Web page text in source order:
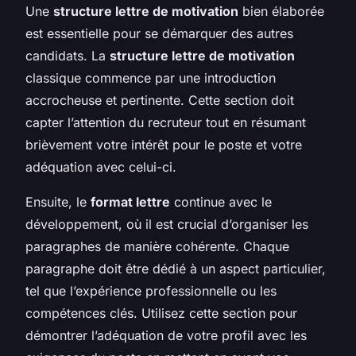
Une structure lettre de motivation bien élaborée
est essentielle pour se démarquer des autres
candidats. La structure lettre de motivation
classique commence par une introduction
accrocheuse et pertinente. Cette section doit
capter l’attention du recruteur tout en résumant
brièvement votre intérêt pour le poste et votre
adéquation avec celui-ci.
Ensuite, le format lettre continue avec le
développement, où il est crucial d’organiser les
paragraphes de manière cohérente. Chaque
paragraphe doit être dédié à un aspect particulier,
tel que l’expérience professionnelle ou les
compétences clés. Utilisez cette section pour
démontrer l’adéquation de votre profil avec les